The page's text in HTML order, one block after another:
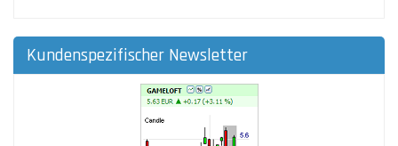
Kundenspezifischer Newsletter